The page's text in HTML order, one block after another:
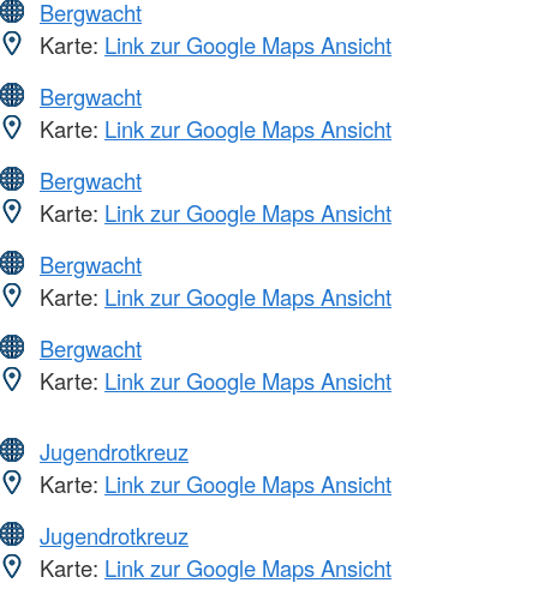
Bergwacht
Karte: Link zur Google Maps Ansicht
Bergwacht
Karte: Link zur Google Maps Ansicht
Bergwacht
Karte: Link zur Google Maps Ansicht
Bergwacht
Karte: Link zur Google Maps Ansicht
Bergwacht
Karte: Link zur Google Maps Ansicht
Jugendrotkreuz
Karte: Link zur Google Maps Ansicht
Jugendrotkreuz
Karte: Link zur Google Maps Ansicht